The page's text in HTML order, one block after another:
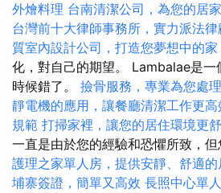
外燴料理 台南清潔公司，為您的居
台灣前十大律師事務所，實力派法律
質室內設計公司，打造您夢想中的家
化，對自己的期望。 Lambalae是一
時候錯了。 撿骨服務，專業為您處
靜電機的應用，讓餐廳清潔工作更高
規範 打掃家裡，讓您的居住環境更
一直是由於您的經驗和恐懼所致，但
護理之家單人房，提供安靜、舒適的
埔寨簽證，簡單又高效 長照中心單